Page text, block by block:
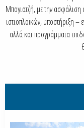
Μπογιατζή, µε την ασφάλιση
ιστιοπλοϊκών, υποστήριξη
αλλά και προγράµµατα